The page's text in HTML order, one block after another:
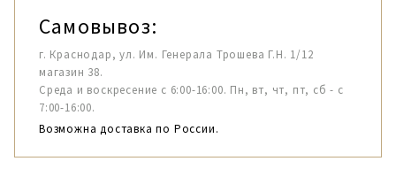
Самовывоз:
г. Краснодар, ул. Им. Генерала Трошева Г.Н. 1/12
магазин 38.
Среда и воскресение с 6:00-16:00. Пн, вт, чт, пт, сб - с
7:00-16:00.
Возможна доставка по России.